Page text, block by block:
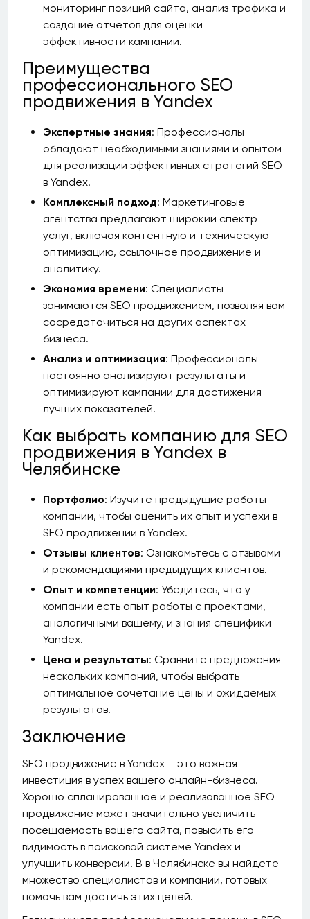
мониторинг позиций сайта, анализ трафика и
создание отчетов для оценки
эффективности кампании.
Преимущества
профессионального SEO
продвижения в Yandex
Экспертные знания: Профессионалы
обладают необходимыми знаниями и опытом
для реализации эффективных стратегий SEO
в Yandex.
Комплексный подход: Маркетинговые
агентства предлагают широкий спектр
услуг, включая контентную и техническую
оптимизацию, ссылочное продвижение и
аналитику.
Экономия времени: Специалисты
занимаются SEO продвижением, позволяя вам
сосредоточиться на других аспектах
бизнеса.
Анализ и оптимизация: Профессионалы
постоянно анализируют результаты и
оптимизируют кампании для достижения
лучших показателей.
Как выбрать компанию для SEO
продвижения в Yandex в
Челябинске
Портфолио: Изучите предыдущие работы
компании, чтобы оценить их опыт и успехи в
SEO продвижении в Yandex.
Отзывы клиентов: Ознакомьтесь с отзывами
и рекомендациями предыдущих клиентов.
Опыт и компетенции: Убедитесь, что у
компании есть опыт работы с проектами,
аналогичными вашему, и знания специфики
Yandex.
Цена и результаты: Сравните предложения
нескольких компаний, чтобы выбрать
оптимальное сочетание цены и ожидаемых
результатов.
Заключение
SEO продвижение в Yandex – это важная
инвестиция в успех вашего онлайн-бизнеса.
Хорошо спланированное и реализованное SEO
продвижение может значительно увеличить
посещаемость вашего сайта, повысить его
видимость в поисковой системе Yandex и
улучшить конверсии. В в Челябинске вы найдете
множество специалистов и компаний, готовых
помочь вам достичь этих целей.